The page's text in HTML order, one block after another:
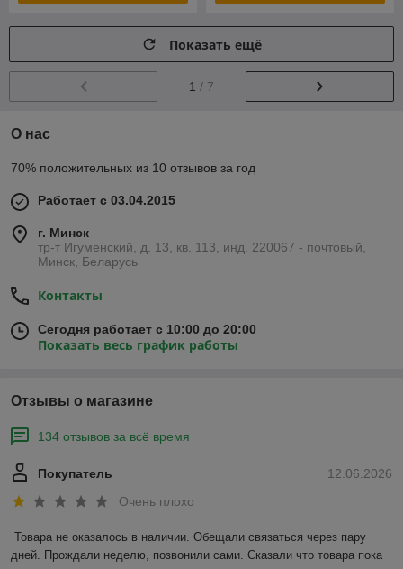
Показать ещё
1 / 7
О нас
70% положительных из 10 отзывов за год
Работает с 03.04.2015
г. Минск
тр-т Игуменский, д. 13, кв. 113, инд. 220067 - почтовый,
Минск, Беларусь
Контакты
Сегодня работает с 10:00 до 20:00
Показать весь график работы
Отзывы о магазине
134 отзывов за всё время
12.06.2026
Покупатель
Очень плохо
Товара не оказалось в наличии. Обещали связаться через пару
дней. Прождали неделю, позвонили сами. Сказали что товара пока